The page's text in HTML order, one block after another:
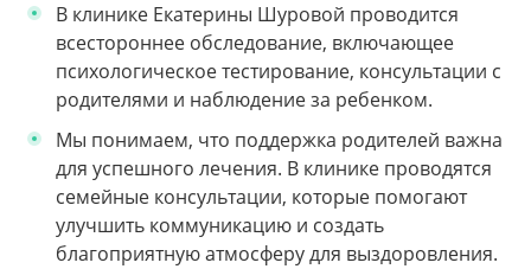
В клинике Екатерины Шуровой проводится
всестороннее обследование, включающее
психологическое тестирование, консультации с
родителями и наблюдение за ребенком.
Мы понимаем, что поддержка родителей важна
для успешного лечения. В клинике проводятся
семейные консультации, которые помогают
улучшить коммуникацию и создать
благоприятную атмосферу для выздоровления.